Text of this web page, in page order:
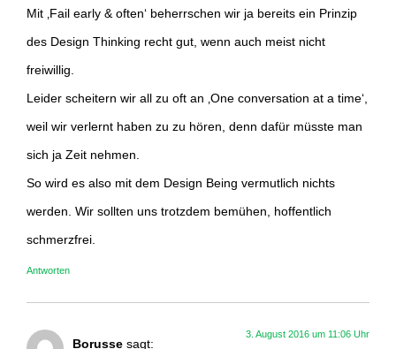
Mit ‚Fail early & often‘ beherrschen wir ja bereits ein Prinzip
des Design Thinking recht gut, wenn auch meist nicht
freiwillig.
Leider scheitern wir all zu oft an ‚One conversation at a time‘,
weil wir verlernt haben zu zu hören, denn dafür müsste man
sich ja Zeit nehmen.
So wird es also mit dem Design Being vermutlich nichts
werden. Wir sollten uns trotzdem bemühen, hoffentlich
schmerzfrei.
Antworten
Borusse sagt:
3. August 2016 um 11:06 Uhr